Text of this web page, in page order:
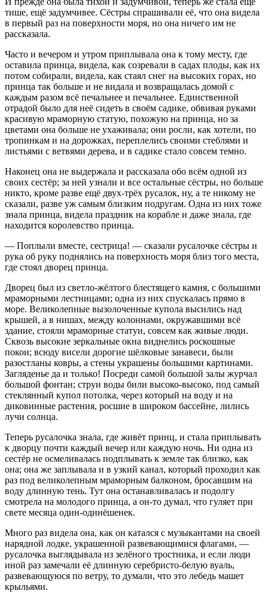
тише, ещё задумчивее. Сёстры спрашивали её, что она видела
в первый раз на поверхности моря, но она ничего им не
рассказала.
Часто и вечером и утром приплывала она к тому месту, где
оставила принца, видела, как созревали в садах плоды, как их
потом собирали, видела, как стаял снег на высоких горах, но
принца так больше и не видала и возвращалась домой с
каждым разом всё печальнее и печальнее. Единственной
отрадой было для неё сидеть в своём садике, обвивая руками
красивую мраморную статую, похожую на принца, но за
цветами она больше не ухаживала; они росли, как хотели, по
тропинкам и на дорожках, переплелись своими стеблями и
листьями с ветвями дерева, и в садике стало совсем темно.
Наконец она не выдержала и рассказала обо всём одной из
своих сестёр; за ней узнали и все остальные сёстры, но больше
никто, кроме разве ещё двух-трёх русалок, ну, а те никому не
сказали, разве уж самым близким подругам. Одна из них тоже
знала принца, видела праздник на корабле и даже знала, где
находится королевство принца.
— Поплыли вместе, сестрица! — сказали русалочке сёстры и
рука об руку поднялись на поверхность моря близ того места,
где стоял дворец принца.
Дворец был из светло-жёлтого блестящего камня, с большими
мраморными лестницами; одна из них спускалась прямо в
море. Великолепные вызолоченные купола высились над
крышей, а в нишах, между колоннами, окружавшими всё
здание, стояли мраморные статуи, совсем как живые люди.
Сквозь высокие зеркальные окна виднелись роскошные
покои; всюду висели дорогие шёлковые занавеси, были
разостланы ковры, а стены украшены большими картинами.
Загляденье да и только! Посреди самой большой залы журчал
большой фонтан; струи воды били высоко-высоко, под самый
стеклянный купол потолка, через который на воду и на
диковинные растения, росшие в широком бассейне, лились
лучи солнца.
Теперь русалочка знала, где живёт принц, и стала приплывать
к дворцу почти каждый вечер или каждую ночь. Ни одна из
сестёр не осмеливалась подплывать к земле так близко, как
она; она же заплывала и в узкий канал, который проходил как
раз под великолепным мраморным балконом, бросавшим на
воду длинную тень. Тут она останавливалась и подолгу
смотрела на молодого принца, а он-то думал, что гуляет при
свете месяца один-одинёшенек.
Много раз видела она, как он катался с музыкантами на своей
нарядной лодке, украшенной развевающимися флагами, —
русалочка выглядывала из зелёного тростника, и если люди
иной раз замечали её длинную серебристо-белую вуаль,
развевающуюся по ветру, то думали, что это лебедь машет
крыльями.